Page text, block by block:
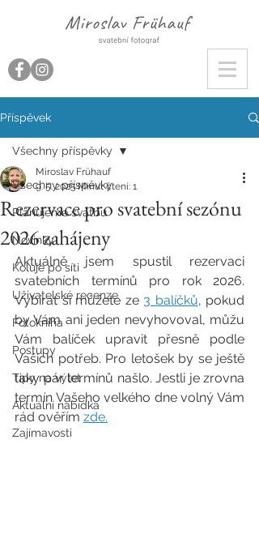
Příspěvek
Všechny příspěvky
Plánujeme svatbu
Novinky
Koluje po síti
Uživatelské recenze
Fotokniha
Postupy
Tipy na výlet
Aktuální nabídka
Zajímavosti
Všechny příspěvky
Rezervace pro svatební sezónu
2026 zahájeny
Miroslav Frühauf
9. 5. 2025Minut čtení: 1
Aktuálně jsem spustil rezervaci
svatebních termínů pro rok 2026.
Vybírat si můžete ze 3 balíčků, pokud
by Vám ani jeden nevyhovoval, můžu
Vám balíček upravit přesně podle
Vašich potřeb. Pro letošek by se ještě
taky pár termínů našlo. Jestli je zrovna
termín Vašeho velkého dne volný Vám
rád ověřím zde.